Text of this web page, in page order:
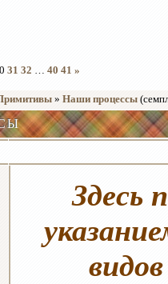
31 32 … 40 41 »
» Наши процессы
Здесь